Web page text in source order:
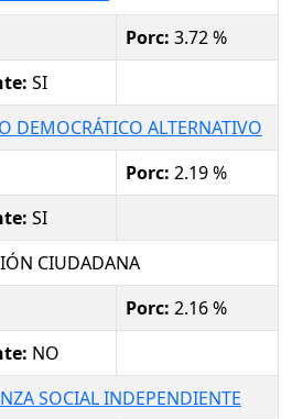
Porc: 3.72 %
SI
DEMOCRÁTICO ALTERNATIVO
Porc: 2.19 %
SI
CIUDADANA
Porc: 2.16 %
NO
SOCIAL INDEPENDIENTE